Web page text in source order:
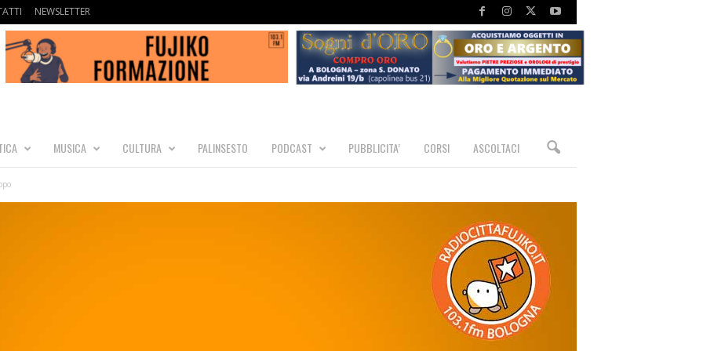
NEWSLETTER
MUSICA CULTURA PALINSESTO PODCAST PUBBLICITA’ CORSI ASCOLTACI